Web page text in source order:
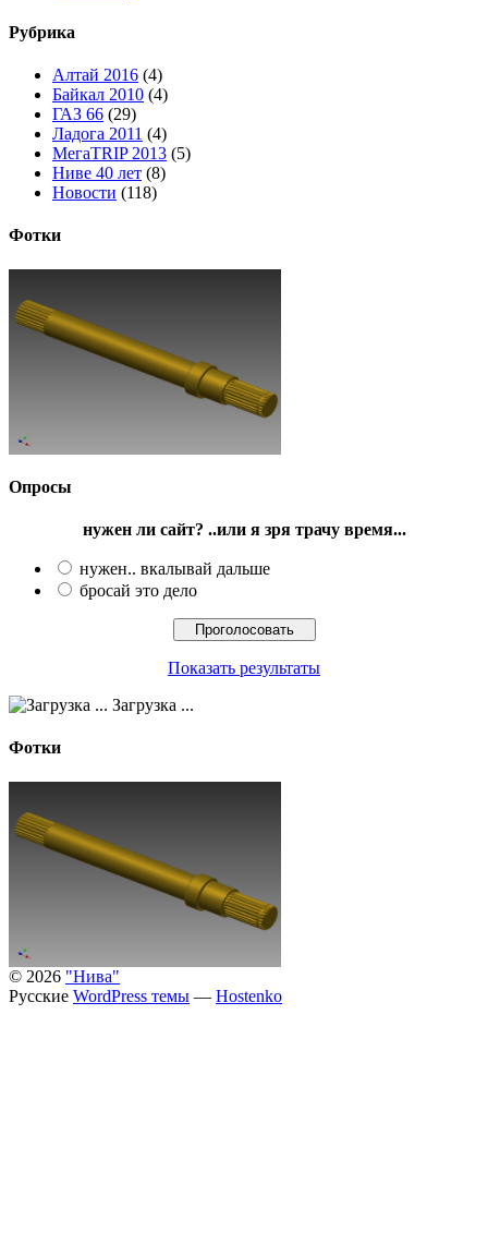
Рубрика
Алтай 2016 (4)
Байкал 2010 (4)
ГАЗ 66 (29)
Ладога 2011 (4)
МегаTRIP 2013 (5)
Ниве 40 лет (8)
Новости (118)
Фотки
Опросы
нужен ли сайт? ..или я зря трачу время...
нужен.. вкалывай дальше
бросай это дело
Показать результаты
Загрузка ...
Фотки
© 2026 "Нива"
Русские WordPress темы — Hostenko